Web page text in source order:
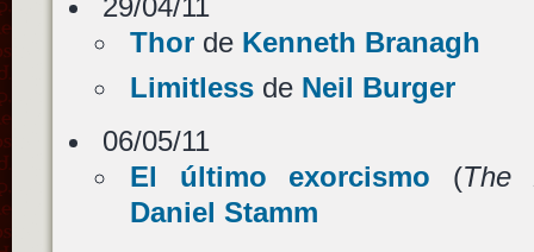
29/04/11
Thorde Kenneth Branagh
Limitlessde Neil Burger
06/05/11
El último exorcismo (The
Daniel Stamm